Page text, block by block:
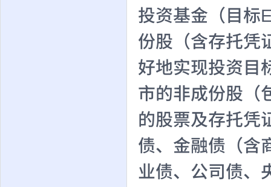
投资基金（目标
份股（含存托凭
好地实现投资目
市的非成份股（
的股票及存托凭
债、金融债（含
业债、公司债、